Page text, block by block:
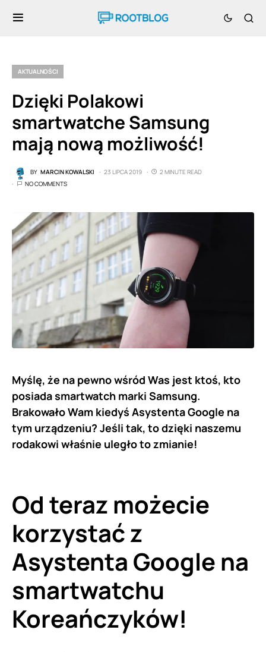
AKTUALNOŚCI
Dzięki Polakowi
smartwatche Samsung
mają nową możliwość!
BY MARCIN KOWALSKI 23 LIPCA 2019
2 MINUTE READ
NO COMMENTS
Myślę, że na pewno wśród Was jest ktoś, kto
posiada smartwatch marki Samsung.
Brakowało Wam kiedyś Asystenta Google na
tym urządzeniu? Jeśli tak, to dzięki naszemu
rodakowi właśnie uległo to zmianie!
Od teraz możecie
korzystać z
Asystenta Google na
smartwatchu
Koreańczyków!